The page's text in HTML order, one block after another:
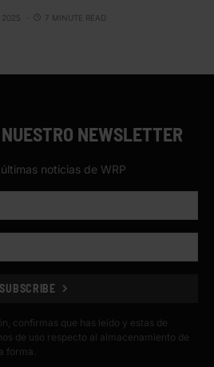
2025 7 MINUTE READ
NEWSLETTER
noticias de WRP
SUBSCRIBE
confirmas que has leído y estas de
de uso respecto al almacenamiento de
forma.